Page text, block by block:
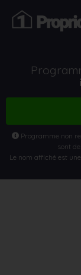
Programme non
sont
Le nom affiché est